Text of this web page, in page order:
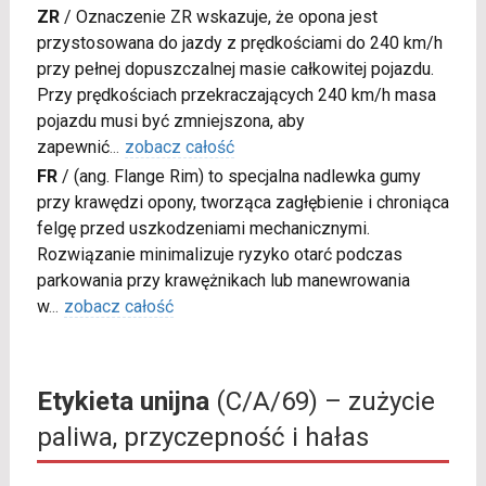
ZR/ Oznaczenie ZR wskazuje, że opona jest
przystosowana do jazdy z prędkościami do 240 km/h
przy pełnej dopuszczalnej masie całkowitej pojazdu.
Przy prędkościach przekraczających 240 km/h masa
pojazdu musi być zmniejszona, aby
zapewnić... zobacz całość
FR/ (ang. Flange Rim) to specjalna nadlewka gumy
przy krawędzi opony, tworząca zagłębienie i chroniąca
felgę przed uszkodzeniami mechanicznymi.
Rozwiązanie minimalizuje ryzyko otarć podczas
parkowania przy krawężnikach lub manewrowania
w... zobacz całość
Etykieta unijna(C/A/69) – zużycie
paliwa, przyczepność i hałas